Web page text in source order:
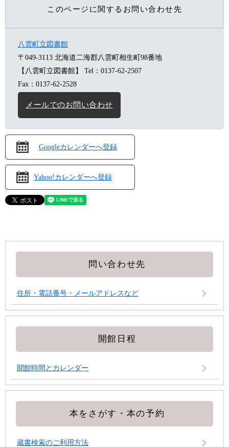
このページに関するお問い合わせ先
八雲町立図書館
〒049-3113 北海道二海郡八雲町相生町98番地
【八雲町立図書館】
Tel：0137-62-2507
Fax：0137-62-2528
メールでのお問い合わせ
Googleカレンダーへ登録
Yahoo!カレンダーへ登録
問い合わせ先
住所・電話番号・メールアドレスなど
開館日程
開館時間とカレンダー
本をさがす・本の予約
蔵書検索のご利用方法